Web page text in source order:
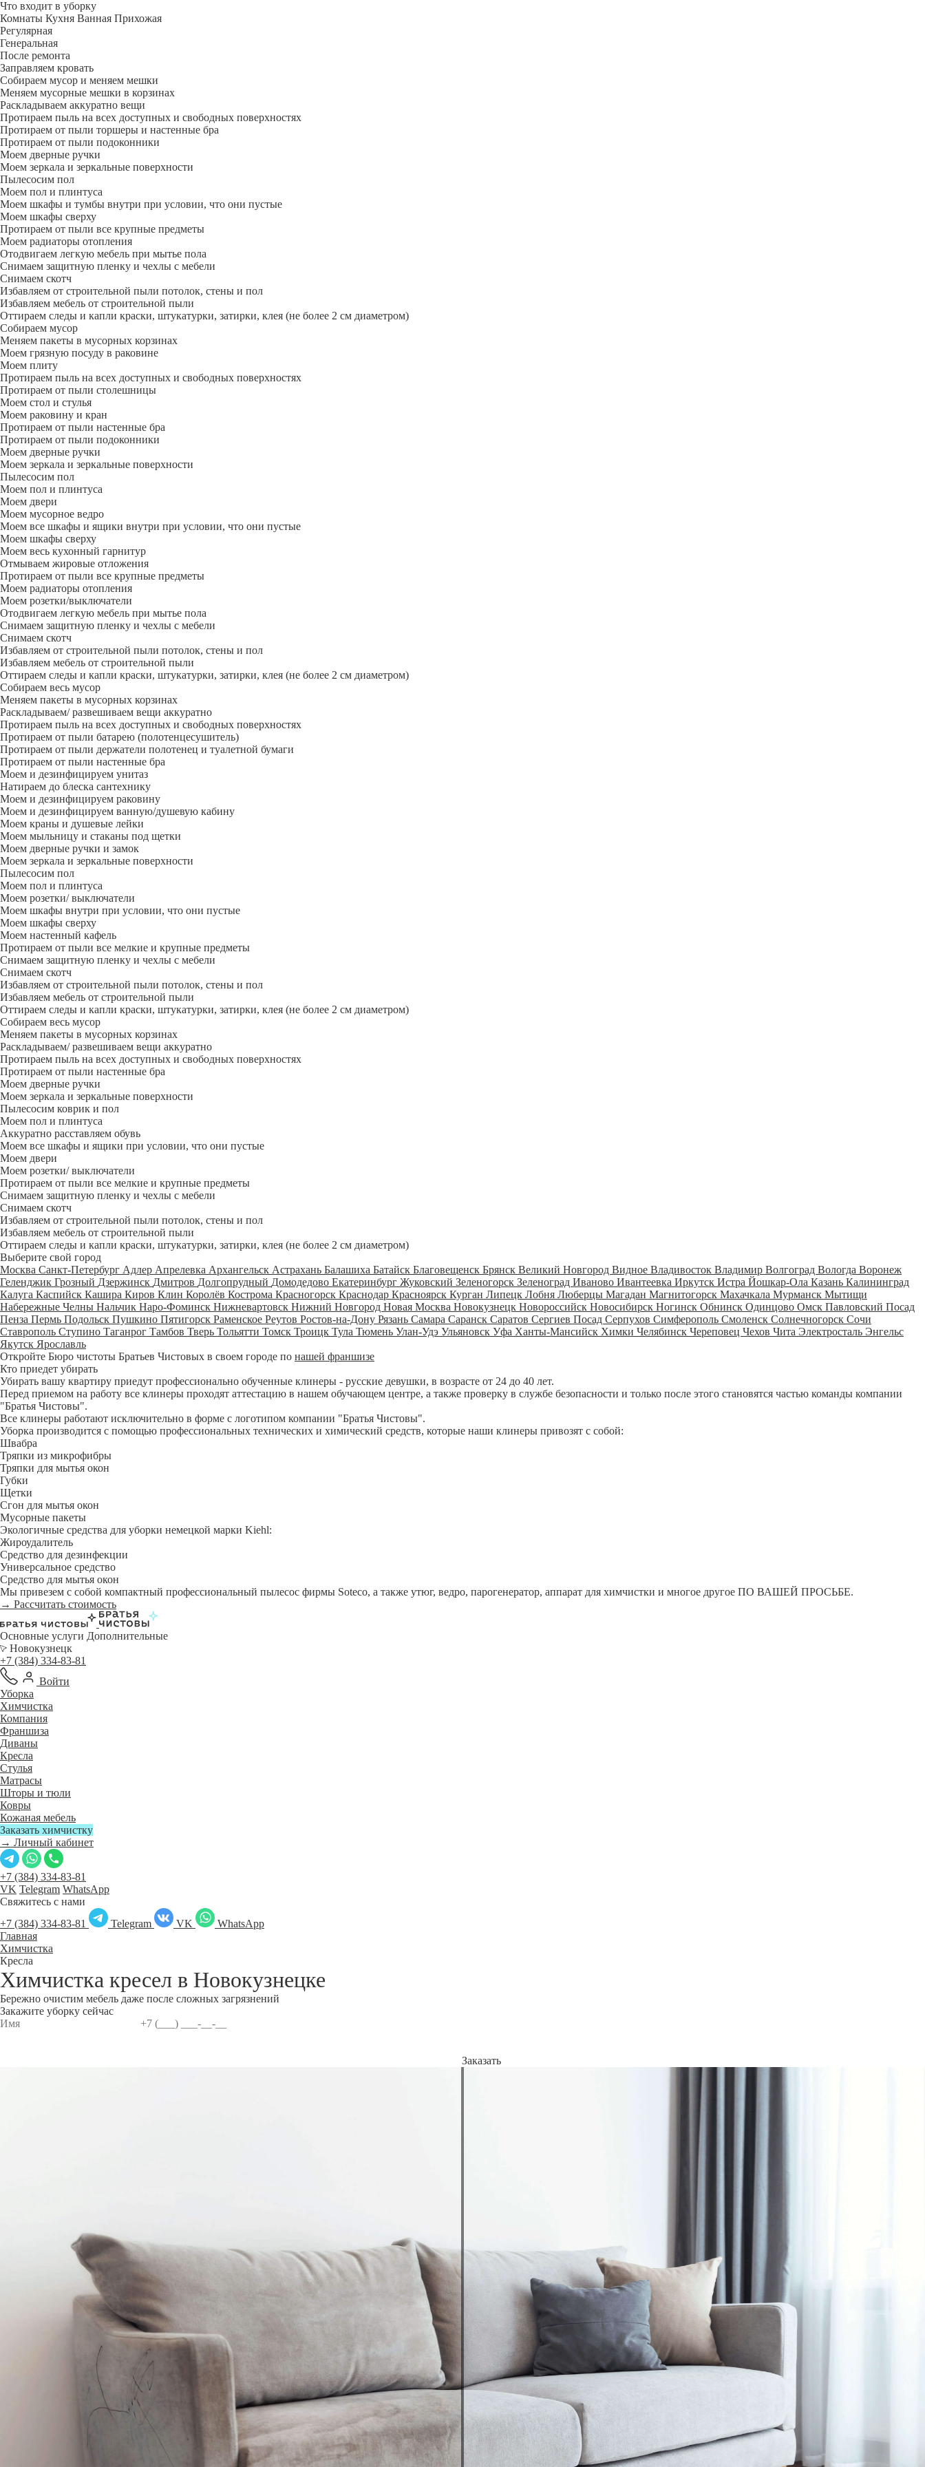
Что входит в уборку
Регу­лярная
Гене­ральная
После ремонта
Заправляем кровать
Собираем мусор и меняем мешки
Меняем мусорные мешки в корзинах
Раскладываем аккуратно вещи
Протираем пыль на всех доступных и свободных поверхностях
Протираем от пыли торшеры и настенные бра
Протираем от пыли подоконники
Моем дверные ручки
Моем зеркала и зеркальные поверхности
Пылесосим пол
Моем пол и плинтуса
Моем шкафы и тумбы внутри при условии, что они пустые
Моем шкафы сверху
Протираем от пыли все крупные предметы
Моем радиаторы отопления
Отодвигаем легкую мебель при мытье пола
Снимаем защитную пленку и чехлы с мебели
Снимаем скотч
Избавляем от строительной пыли потолок, стены и пол
Избавляем мебель от строительной пыли
Оттираем следы и капли краски, штукатурки, затирки, клея (не более 2 см диаметром)
Собираем мусор
Меняем пакеты в мусорных корзинах
Моем грязную посуду в раковине
Моем плиту
Протираем пыль на всех доступных и свободных поверхностях
Протираем от пыли столешницы
Моем стол и стулья
Моем раковину и кран
Протираем от пыли настенные бра
Протираем от пыли подоконники
Моем дверные ручки
Моем зеркала и зеркальные поверхности
Пылесосим пол
Моем пол и плинтуса
Моем двери
Моем мусорное ведро
Моем все шкафы и ящики внутри при условии, что они пустые
Моем шкафы сверху
Моем весь кухонный гарнитур
Отмываем жировые отложения
Протираем от пыли все крупные предметы
Моем радиаторы отопления
Моем розетки/выключатели
Отодвигаем легкую мебель при мытье пола
Снимаем защитную пленку и чехлы с мебели
Снимаем скотч
Избавляем от строительной пыли потолок, стены и пол
Избавляем мебель от строительной пыли
Оттираем следы и капли краски, штукатурки, затирки, клея (не более 2 см диаметром)
Собираем весь мусор
Меняем пакеты в мусорных корзинах
Раскладываем/ развешиваем вещи аккуратно
Протираем пыль на всех доступных и свободных поверхностях
Протираем от пыли батарею (полотенцесушитель)
Протираем от пыли держатели полотенец и туалетной бумаги
Протираем от пыли настенные бра
Моем и дезинфицируем унитаз
Натираем до блеска сантехнику
Моем и дезинфицируем раковину
Моем и дезинфицируем ванную/душевую кабину
Моем краны и душевые лейки
Моем мыльницу и стаканы под щетки
Моем дверные ручки и замок
Моем зеркала и зеркальные поверхности
Пылесосим пол
Моем пол и плинтуса
Моем розетки/ выключатели
Моем шкафы внутри при условии, что они пустые
Моем шкафы сверху
Моем настенный кафель
Протираем от пыли все мелкие и крупные предметы
Снимаем защитную пленку и чехлы с мебели
Снимаем скотч
Избавляем от строительной пыли потолок, стены и пол
Избавляем мебель от строительной пыли
Оттираем следы и капли краски, штукатурки, затирки, клея (не более 2 см диаметром)
Собираем весь мусор
Меняем пакеты в мусорных корзинах
Раскладываем/ развешиваем вещи аккуратно
Протираем пыль на всех доступных и свободных поверхностях
Протираем от пыли настенные бра
Моем дверные ручки
Моем зеркала и зеркальные поверхности
Пылесосим коврик и пол
Моем пол и плинтуса
Аккуратно расставляем обувь
Моем все шкафы и ящики при условии, что они пустые
Моем двери
Моем розетки/ выключатели
Протираем от пыли все мелкие и крупные предметы
Снимаем защитную пленку и чехлы с мебели
Снимаем скотч
Избавляем от строительной пыли потолок, стены и пол
Избавляем мебель от строительной пыли
Оттираем следы и капли краски, штукатурки, затирки, клея (не более 2 см диаметром)
Выберите свой город
Москва Санкт-Петербург Адлер Апрелевка Архангельск Астрахань Балашиха Батайск Благовещенск Брянск Великий Новгород Видное Владивосток Владимир Волгоград Вологда Воронеж
Геленджик Грозный Дзержинск Дмитров Долгопрудный Домодедово Екатеринбург Жуковский Зеленогорск Зеленоград Иваново Ивантеевка Иркутск Истра Йошкар-Ола Казань Калининград
Калуга Каспийск Кашира Киров Клин Королёв Кострома Красногорск Краснодар Красноярск Курган Липецк Лобня Люберцы Магадан Магнитогорск Махачкала Мурманск Мытищи
Набережные Челны Нальчик Наро-Фоминск Нижневартовск Нижний Новгород Новая Москва Новокузнецк Новороссийск Новосибирск Ногинск Обнинск Одинцово Омск Павловский Посад
Пенза Пермь Подольск Пушкино Пятигорск Раменское Реутов Ростов-на-Дону Рязань Самара Саранск Саратов Сергиев Посад Серпухов Симферополь Смоленск Солнечногорск Сочи
Ставрополь Ступино Таганрог Тамбов Тверь Тольятти Томск Троицк Тула Тюмень Улан-Удэ Ульяновск Уфа Ханты-Мансийск Химки Челябинск Череповец Чехов Чита Электросталь Энгельс
Якутск Ярославль
Откройте Бюро чистоты Братьев Чистовых в своем городе по нашей франшизе
Кто приедет убирать
Убирать вашу квартиру приедут профессионально обученные клинеры - русские девушки, в возрасте от 24 до 40 лет.
Перед приемом на работу все клинеры проходят аттестацию в нашем обучающем центре, а также проверку в службе безопасности и только после этого становятся частью команды компании
"Братья Чистовы".
Все клинеры работают исключительно в форме с логотипом компании "Братья Чистовы".
Уборка производится с помощью профессиональных технических и химический средств, которые наши клинеры привозят с собой:
Швабра
Тряпки из микрофибры
Тряпки для мытья окон
Губки
Щетки
Сгон для мытья окон
Мусорные пакеты
Экологичные средства для уборки немецкой марки Kiehl:
Жироудалитель
Средство для дезинфекции
Универсальное средство
Средство для мытья окон
Мы привезем с собой компактный профессиональный пылесос фирмы Soteco, а также утюг, ведро, парогенератор, аппарат для химчистки и многое другое ПО ВАШЕЙ ПРОСЬБЕ.
→ Рассчитать стоимость
Основные услуги Дополнительные
Новокузнецк
+7 (384) 334-83-81
Войти
Уборка
Химчистка
Компания
Франшиза
Диваны
Кресла
Стулья
Матрасы
Шторы и тюли
Ковры
Кожаная мебель
Заказать химчистку
→ Личный кабинет
+7 (384) 334-83-81
VK Telegram WhatsApp
Свяжитесь с нами
+7 (384) 334-83-81
Telegram VK
WhatsApp
Главная
Химчистка
Кресла
Химчистка кресел в Новокузнецке
Бережно очистим мебель даже после сложных загрязнений
Закажите уборку сейчас
Заказать